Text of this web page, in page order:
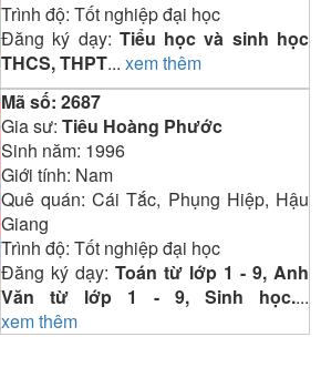
Trình độ: Tốt nghiệp đại học
Đăng ký dạy: Tiểu học và sinh học
THCS, THPT... xem thêm
Mã số: 2687
Gia sư: Tiêu Hoàng Phước
Sinh năm: 1996
Giới tính: Nam
Quê quán:Cái Tắc, Phụng Hiệp, Hậu
Giang
Trình độ: Tốt nghiệp đại học
Đăng ký dạy: Toán từ lớp 1 - 9, Anh
Văn từ lớp 1 - 9, Sinh học....
xem thêm